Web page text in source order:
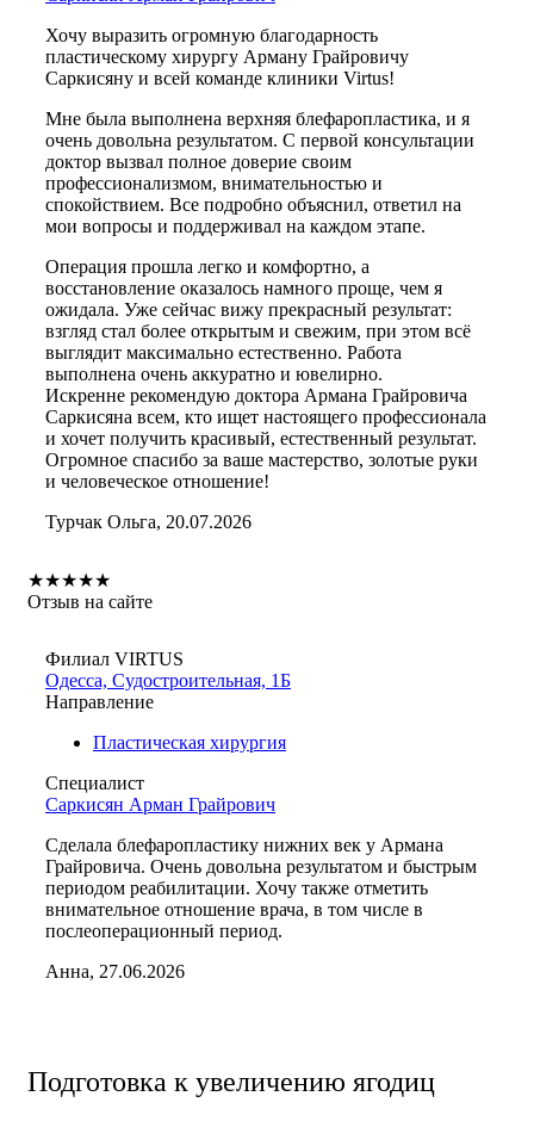
Хочу выразить огромную благодарность
пластическому хирургу Арману Грайровичу
Саркисяну и всей команде клиники Virtus!
Мне была выполнена верхняя блефаропластика, и я
очень довольна результатом. С первой консультации
доктор вызвал полное доверие своим
профессионализмом, внимательностью и
спокойствием. Все подробно объяснил, ответил на
мои вопросы и поддерживал на каждом этапе.
Операция прошла легко и комфортно, а
восстановление оказалось намного проще, чем я
ожидала. Уже сейчас вижу прекрасный результат:
взгляд стал более открытым и свежим, при этом всё
выглядит максимально естественно. Работа
выполнена очень аккуратно и ювелирно.
Искренне рекомендую доктора Армана Грайровича
Саркисяна всем, кто ищет настоящего профессионала
и хочет получить красивый, естественный результат.
Огромное спасибо за ваше мастерство, золотые руки
и человеческое отношение!
Турчак Ольга, 20.07.2026
★★★★★
Отзыв на сайте
Филиал VIRTUS
Одесса, Судостроительная, 1Б
Направление
Пластическая хирургия
Специалист
Саркисян Арман Грайрович
Сделала блефаропластику нижних век у Армана
Грайровича. Очень довольна результатом и быстрым
периодом реабилитации. Хочу также отметить
внимательное отношение врача, в том числе в
послеоперационный период.
Анна, 27.06.2026
Подготовка к увеличению ягодиц